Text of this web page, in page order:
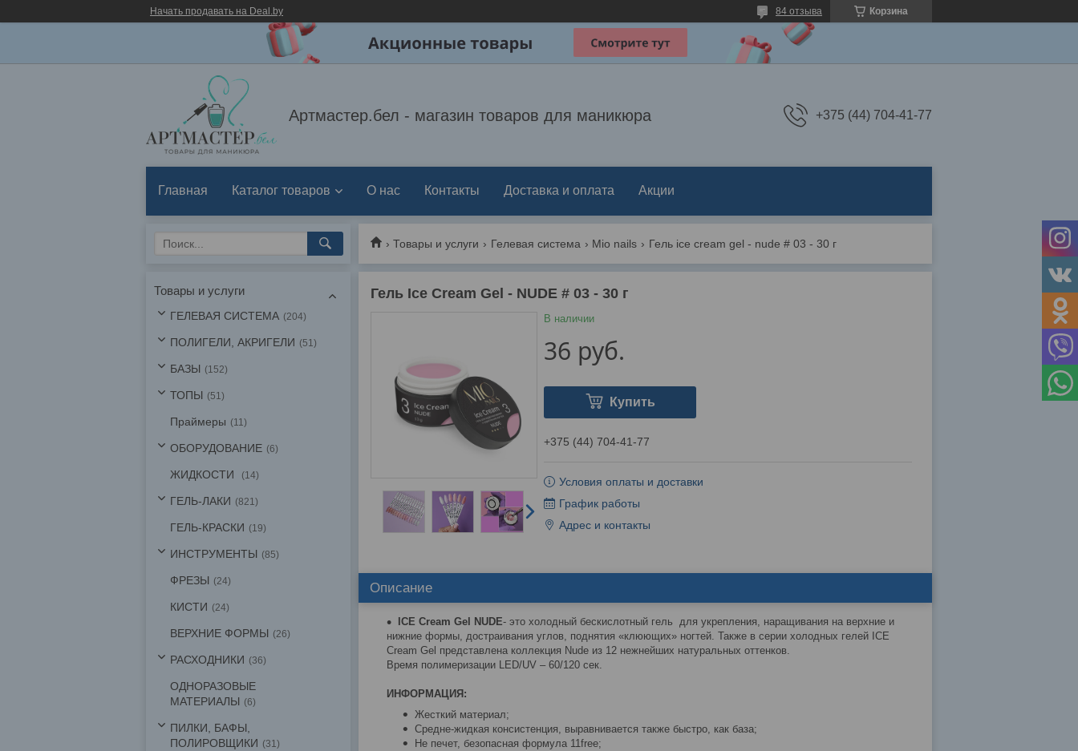
Начать продавать на Deal.by Корзина
84 отзыва
Артмастер.бел - магазин товаров для маникюра +375 (44) 704-41-77
Главная Каталог товаров О нас Контакты Доставка и оплата Акции
Товары и услуги Гелевая система Mio nails Гель ice cream gel - nude # 03 - 30 г
Гель Ice Cream Gel - NUDE # 03 - 30 г
В наличии
36 руб.
Купить
+375 (44) 704-41-77
Условия оплаты и доставки
График работы
Адрес и контакты
Описание
ICE Cream Gel NUDE- это холодный бескислотный гель для укрепления, наращивания на верхние и
нижние формы, достраивания углов, поднятия «клюющих» ногтей. Также в серии холодных гелей ICE
Cream Gel представлена коллекция Nude из 12 нежнейших натуральных оттенков.
Время полимеризации LED/UV – 60/120 сек.
ИНФОРМАЦИЯ:
Жесткий материал;
Средне-жидкая консистенция, выравнивается также быстро, как база;
Не печет, безопасная формула 11free;
Товары и услуги
ГЕЛЕВАЯ СИСТЕМА 204
ПОЛИГЕЛИ, АКРИГЕЛИ 51
БАЗЫ 152
ТОПЫ 51
Праймеры 11
ОБОРУДОВАНИЕ 6
ЖИДКОСТИ 14
ГЕЛЬ-ЛАКИ 821
ГЕЛЬ-КРАСКИ 19
ИНСТРУМЕНТЫ 85
ФРЕЗЫ 24
КИСТИ 24
ВЕРХНИЕ ФОРМЫ 26
РАСХОДНИКИ 36
ОДНОРАЗОВЫЕ
МАТЕРИАЛЫ
6
ПИЛКИ, БАФЫ,
ПОЛИРОВЩИКИ
31